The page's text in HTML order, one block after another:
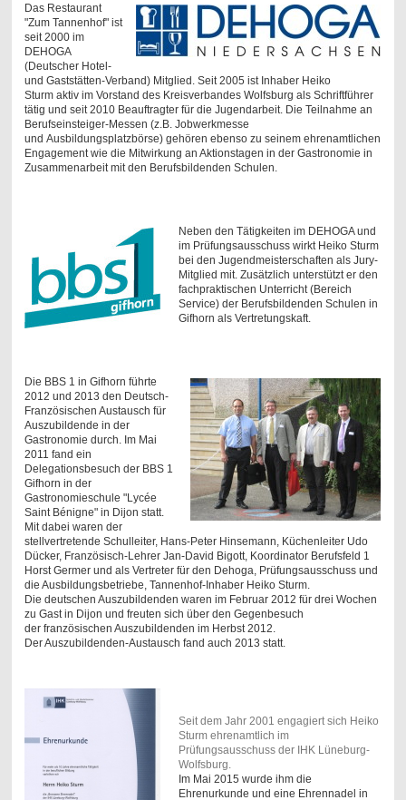
Das Restaurant
"Zum Tannenhof" ist
seit 2000 im
DEHOGA
(Deutscher Hotel-
und Gaststätten-Verband) Mitglied. Seit 2005 ist Inhaber Heiko
Sturm aktiv im Vorstand des Kreisverbandes Wolfsburg als Schriftführer
tätig und seit 2010 Beauftragter für die Jugendarbeit. Die Teilnahme an
Berufseinsteiger-Messen (z.B. Jobwerkmesse
und Ausbildungsplatzbörse) gehören ebenso zu seinem ehrenamtlichen
Engagement wie die Mitwirkung an Aktionstagen in der Gastronomie in
Zusammenarbeit mit den Berufsbildenden Schulen.
Neben den Tätigkeiten im DEHOGA und
im Prüfungsausschuss wirkt Heiko Sturm
bei den Jugendmeisterschaften als Jury-
Mitglied mit. Zusätzlich unterstützt er den
fachpraktischen Unterricht (Bereich
Service) der Berufsbildenden Schulen in
Gifhorn als Vertretungskaft.
Die BBS 1 in Gifhorn führte
2012 und 2013 den Deutsch-
Französischen Austausch für
Auszubildende in der
Gastronomie durch. Im Mai
2011 fand ein
Delegationsbesuch der BBS 1
Gifhorn in der
Gastronomieschule "Lycée
Saint Bénigne" in Dijon statt.
Mit dabei waren der
stellvertretende Schulleiter, Hans-Peter Hinsemann, Küchenleiter Udo
Dücker, Französisch-Lehrer Jan-David Bigott, Koordinator Berufsfeld 1
Horst Germer und als Vertreter für den Dehoga, Prüfungsausschuss und
die Ausbildungsbetriebe, Tannenhof-Inhaber Heiko Sturm.
Die deutschen Auszubildenden waren im Februar 2012 für drei Wochen
zu Gast in Dijon und freuten sich über den Gegenbesuch
der französischen Auszubildenden im Herbst 2012.
Der Auszubildenden-Austausch fand auch 2013 statt.
Seit dem Jahr 2001 engagiert sich Heiko
Sturm ehrenamtlich im
Prüfungsausschuss der IHK Lüneburg-
Wolfsburg.
Im Mai 2015 wurde ihm die
Ehrenurkunde und eine Ehrennadel in